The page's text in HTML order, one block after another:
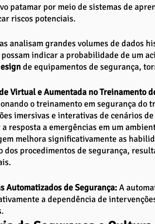
patamar por meio de sistemas de
riscos potenciais.
analisam grandes volumes de dados
indicar a probabilidade de um
de equipamentos de segurança,
Virtual e Aumentada no Treinamento
o treinamento em segurança do
imersivas e interativas de cenários
resposta a emergências em um
melhora significativamente as
dos procedimentos de segurança,
Automatizados de Segurança: A
a dependência de